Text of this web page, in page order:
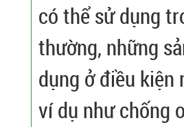
có thể sử dụng
thường, những
dụng ở điều kiện
ví dụ như chống